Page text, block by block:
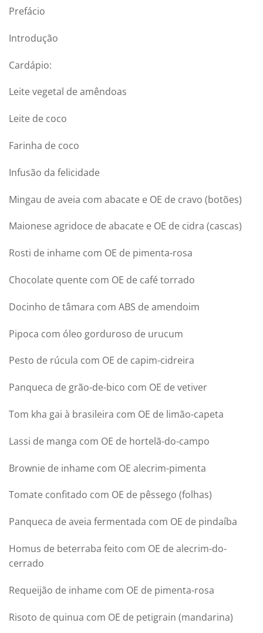
Prefácio
Introdução
Cardápio:
Leite vegetal de amêndoas
Leite de coco
Farinha de coco
Infusão da felicidade
Mingau de aveia com abacate e OE de cravo (botões)
Maionese agridoce de abacate e OE de cidra (cascas)
Rosti de inhame com OE de pimenta-rosa
Chocolate quente com OE de café torrado
Docinho de tâmara com ABS de amendoim
Pipoca com óleo gorduroso de urucum
Pesto de rúcula com OE de capim-cidreira
Panqueca de grão-de-bico com OE de vetiver
Tom kha gai à brasileira com OE de limão-capeta
Lassi de manga com OE de hortelã-do-campo
Brownie de inhame com OE alecrim-pimenta
Tomate confitado com OE de pêssego (folhas)
Panqueca de aveia fermentada com OE de pindaíba
Homus de beterraba feito com OE de alecrim-do-
cerrado
Requeijão de inhame com OE de pimenta-rosa
Risoto de quinua com OE de petigrain (mandarina)